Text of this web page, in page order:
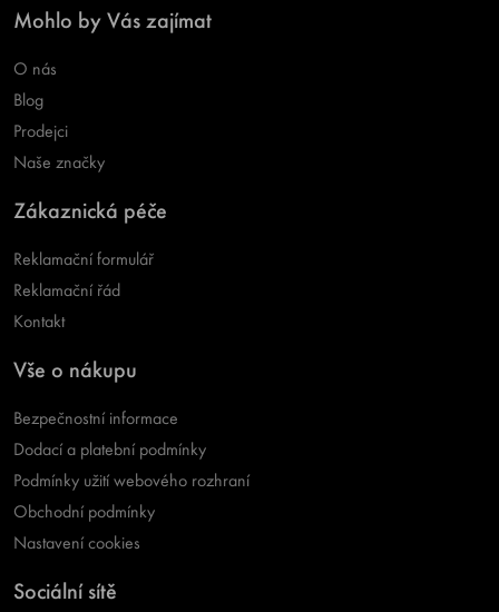
Mohlo by Vás zajímat
O nás
Blog
Prodejci
Naše značky
Zákaznická péče
Reklamační formulář
Reklamační řád
Kontakt
Vše o nákupu
Bezpečnostní informace
Dodací a platební podmínky
Podmínky užití webového rozhraní
Obchodní podmínky
Nastavení cookies
Sociální sítě